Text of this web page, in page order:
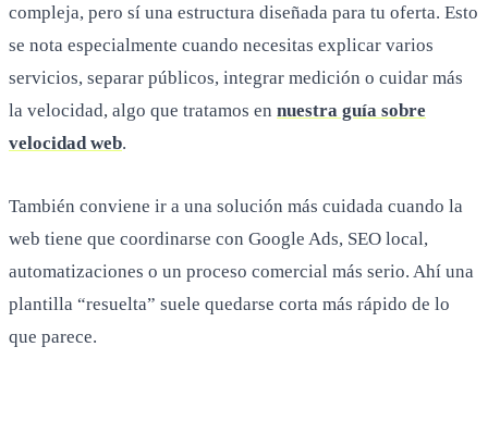
compleja, pero sí una estructura diseñada para tu oferta. Esto
se nota especialmente cuando necesitas explicar varios
servicios, separar públicos, integrar medición o cuidar más
la velocidad, algo que tratamos en nuestra guía sobre
velocidad web.
También conviene ir a una solución más cuidada cuando la
web tiene que coordinarse con Google Ads, SEO local,
automatizaciones o un proceso comercial más serio. Ahí una
plantilla “resuelta” suele quedarse corta más rápido de lo
que parece.